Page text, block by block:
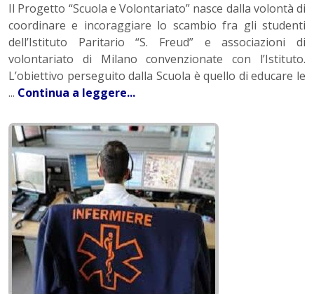
Il Progetto “Scuola e Volontariato” nasce dalla volontà di
coordinare e incoraggiare lo scambio fra gli studenti
dell’Istituto Paritario “S. Freud” e associazioni di
volontariato di Milano convenzionate con l’Istituto.
L’obiettivo perseguito dalla Scuola è quello di educare le
... Continua a leggere...